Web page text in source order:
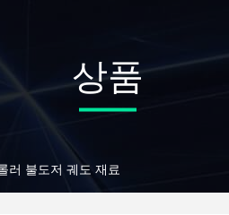
상품
러 불도저 궤도 재료